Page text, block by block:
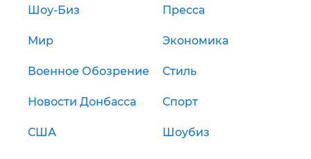
Шоу-Биз Пресса
Мир Экономика
Военное Обозрение Стиль
Новости Донбасса Спорт
США Шоубиз